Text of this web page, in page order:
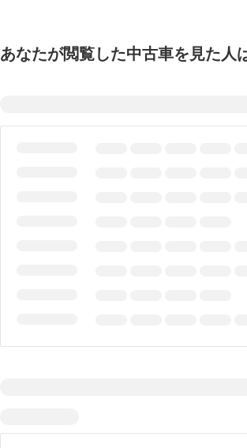
あなたが閲覧した中古車を見た人